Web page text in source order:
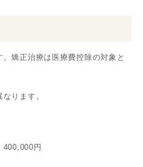
矯正治療は医療費控除の対象と
ります。
円